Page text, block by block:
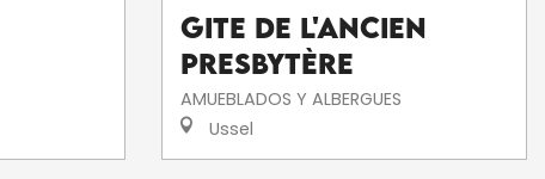
Gite de l'Ancien
Presbytère
AMUEBLADOS Y ALBERGUES
Ussel